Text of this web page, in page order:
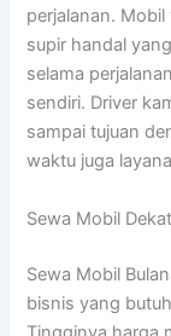
perjalanan.
supir handal
selama
sendiri. Driver
sampai tujuan
waktu juga
Sewa Mobil
Sewa Mobil
bisnis yang